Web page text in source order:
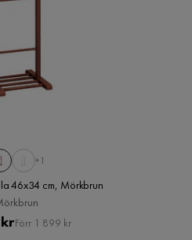
+1
46x34 cm, Mörkbrun
Pris
Original
Förr 1 899 kr